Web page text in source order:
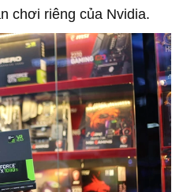
chơi riêng của Nvidia.